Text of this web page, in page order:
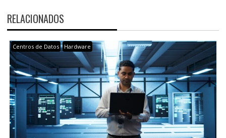
RELACIONADOS
Centros de Datos Hardware